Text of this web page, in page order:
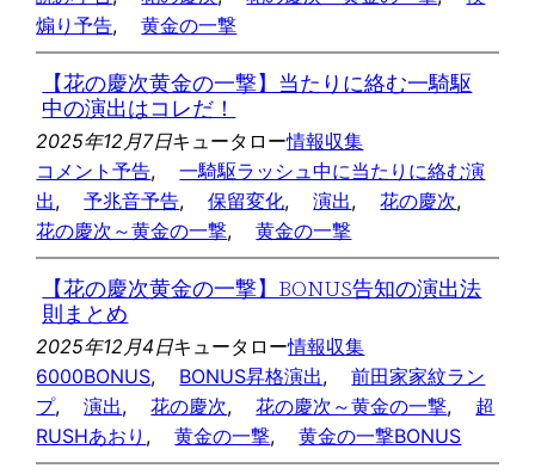
煽り予告, 黄金の一撃
【花の慶次黄金の一撃】当たりに絡む一騎駆
中の演出はコレだ！
2025年12月7日キュータロー情報収集
コメント予告,
一騎駆ラッシュ中に当たりに絡む演
出, 予兆音予告, 保留変化, 演出, 花の慶次
花の慶次～黄金の一撃, 黄金の一撃
【花の慶次黄金の一撃】BONUS告知の演出法
則まとめ
2025年12月4日キュータロー情報収集
6000BONUS, BONUS昇格演出,
前田家家紋ラン
プ, 演出, 花の慶次, 花の慶次～黄金の一撃,
超
RUSHあおり , 黄金の一撃, 黄金の一撃BONUS